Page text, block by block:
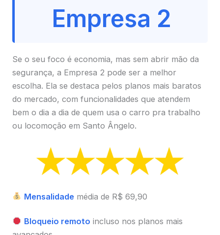
Empresa 2
Se o seu foco é economia, mas sem abrir mão da
segurança, a Empresa 2 pode ser a melhor
escolha. Ela se destaca pelos planos mais baratos
do mercado, com funcionalidades que atendem
bem o dia a dia de quem usa o carro pra trabalho
ou locomoção em Santo Ângelo.
Mensalidade média de R$ 69,90
Bloqueio remoto incluso nos planos mais